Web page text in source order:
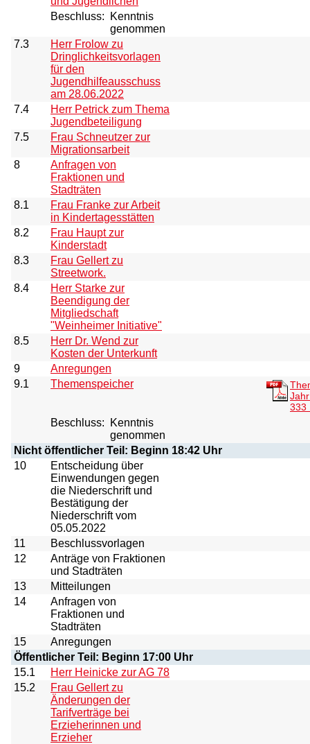
Beschluss:
Kenntnis
genommen
7.3
Herr Frolow zu
Dringlichkeitsvorlagen
für den
Jugendhilfeausschuss
am 28.06.2022
7.4
Herr Petrick zum Thema
Jugendbeteiligung
7.5
Frau Schneutzer zur
Migrationsarbeit
8
Anfragen von
Fraktionen und
Stadträten
8.1
Frau Franke zur Arbeit
in Kindertagesstätten
8.2
Frau Haupt zur
Kinderstadt
8.3
Frau Gellert zu
Streetwork.
8.4
Herr Starke zur
Beendigung der
Mitgliedschaft
"Weinheimer Initiative"
8.5
Herr Dr. Wend zur
Kosten der Unterkunft
9
Anregungen
9.1
Themenspeicher
333
Beschluss:
Kenntnis
genommen
Nicht öffentlicher Teil: Beginn 18:42 Uhr
10
Entscheidung über
Einwendungen gegen
die Niederschrift und
Bestätigung der
Niederschrift vom
05.05.2022
11
Beschlussvorlagen
12
Anträge von Fraktionen
und Stadträten
13
Mitteilungen
14
Anfragen von
Fraktionen und
Stadträten
15
Anregungen
Öffentlicher Teil: Beginn 17:00 Uhr
15.1
Herr Heinicke zur AG 78
15.2
Frau Gellert zu
Änderungen der
Tarifverträge bei
Erzieherinnen und
Erzieher